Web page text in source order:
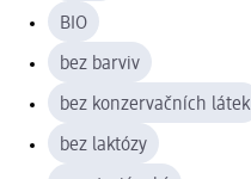
BIO
bez barviv
bez konzervačních látek
bez laktózy